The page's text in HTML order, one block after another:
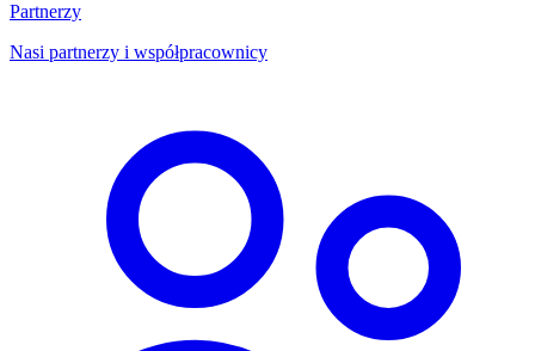
Partnerzy
Nasi partnerzy i współpracownicy